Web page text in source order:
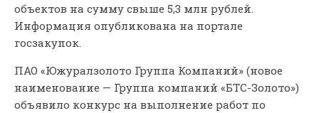
объектов на сумму свыше 5,3 млн рублей.
Информация опубликована на портале
госзакупок.
ПАО «Южуралзолото Группа Компаний» (новое
наименование — Группа компаний «БТС-Золото»)
объявило конкурс на выполнение работ по